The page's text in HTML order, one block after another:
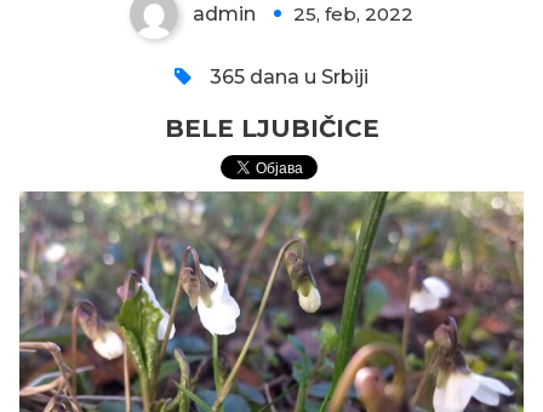
admin 25, feb, 2022
365 dana u Srbiji
BELE LJUBIČICE